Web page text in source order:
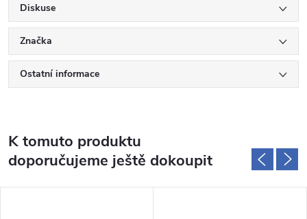
Diskuse
Značka
Ostatní informace
K tomuto produktu
doporučujeme ještě dokoupit